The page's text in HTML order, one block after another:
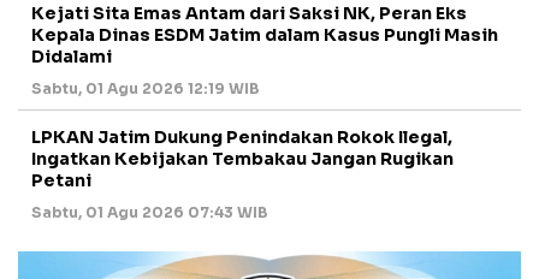
Kejati Sita Emas Antam dari Saksi NK, Peran Eks
Kepala Dinas ESDM Jatim dalam Kasus Pungli Masih
Didalami
Sabtu, 01 Agu 2026 12:19 WIB
LPKAN Jatim Dukung Penindakan Rokok Ilegal,
Ingatkan Kebijakan Tembakau Jangan Rugikan
Petani
Sabtu, 01 Agu 2026 07:43 WIB